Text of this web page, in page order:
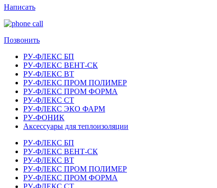
Написать
Позвонить
РУ-ФЛЕКС БП
РУ-ФЛЕКС ВЕНТ-СК
РУ-ФЛЕКС ВТ
РУ-ФЛЕКС ПРОМ ПОЛИМЕР
РУ-ФЛЕКС ПРОМ ФОРМА
РУ-ФЛЕКС СТ
РУ-ФЛЕКС ЭКО ФАРМ
РУ-ФОНИК
Аксессуары для теплоизоляции
РУ-ФЛЕКС БП
РУ-ФЛЕКС ВЕНТ-СК
РУ-ФЛЕКС ВТ
РУ-ФЛЕКС ПРОМ ПОЛИМЕР
РУ-ФЛЕКС ПРОМ ФОРМА